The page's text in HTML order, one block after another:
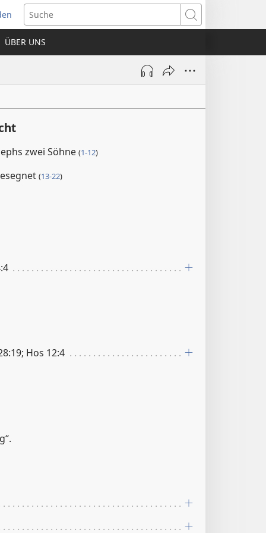
Suche
ÜBER UNS
zwei Söhne (1-12)
(13-22)
Hos 12:4